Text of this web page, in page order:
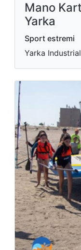
Mano
Yarka
Sport estremi
Yarka